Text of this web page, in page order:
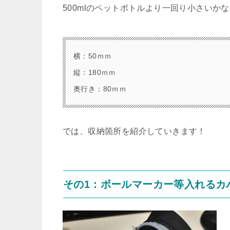
500mlのペットボトルより一回り小さいかな
横：50ｍｍ
縦：180ｍｍ
奥行き：80ｍｍ
では、収納箇所を紹介していきます！
その1：ボールマーカー等入れるカ